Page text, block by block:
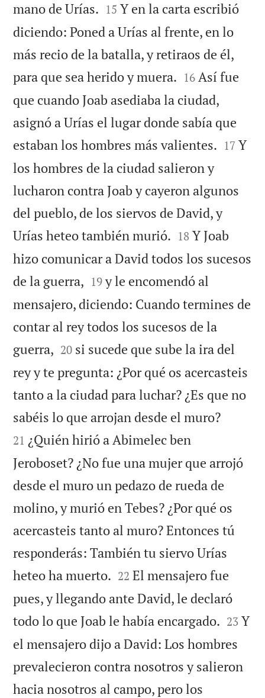
mano de Urías. 

15 Y en la carta escribió
diciendo: Poned a Urías al frente, en lo
más recio de la batalla, y retiraos de él,
para que sea herido y muera. 

16 Así fue
que cuando Joab asediaba la ciudad,
asignó a Urías el lugar donde sabía que
estaban los hombres más valientes. 

17 Y
los hombres de la ciudad salieron y
lucharon contra Joab y cayeron algunos
del pueblo, de los siervos de David, y
Urías heteo también murió. 

18 Y Joab
hizo comunicar a David todos los sucesos
de la guerra, 

19 y le encomendó al
mensajero, diciendo: Cuando termines de
contar al rey todos los sucesos de la
guerra, 

20 si sucede que sube la ira del
rey y te pregunta: ¿Por qué os acercasteis
tanto a la ciudad para luchar? ¿Es que no
sabéis lo que arrojan desde el muro?
21 ¿Quién hirió a Abimelec ben
Jeroboset? ¿No fue una mujer que arrojó
desde el muro un pedazo de rueda de
molino, y murió en Tebes? ¿Por qué os
acercasteis tanto al muro? Entonces tú
responderás: También tu siervo Urías
heteo ha muerto. 

22 El mensajero fue
pues, y llegando ante David, le declaró
todo lo que Joab le había encargado. 

23 Y
el mensajero dijo a David: Los hombres
prevalecieron contra nosotros y salieron
hacia nosotros al campo, pero los